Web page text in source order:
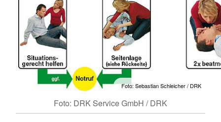
Foto: Sebastian Schleicher / DRK
Foto: DRK Service GmbH / DRK